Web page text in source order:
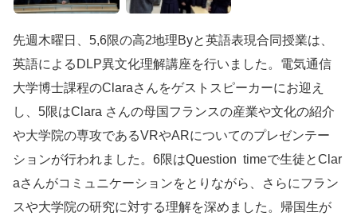
先週木曜日、5,6限の高2地理Byと英語表現合同授業は、
英語によるDLP異文化理解講座を行いました。電気通信
大学博士課程のClaraさんをゲストスピーカーにお迎え
し、5限はClara さんの母国フランスの産業や文化の紹介
や大学院の専攻であるVRやARについてのプレゼンテー
ションが行われました。6限はQuestion timeで生徒とClar
aさんがコミュニケーションをとりながら、さらにフラン
スや大学院の研究に対する理解を深めました。帰国生が